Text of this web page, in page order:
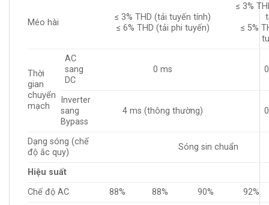
Méo hài
≤ 3% THD (tải tuyến tính)
≤ 6% THD (tải phi tuyến)
≤ 3%
≤ 5%
Thời
gian
chuyển
mạch
AC
sang
DC
0 ms
Inverter
sang
Bypass
4 ms (thông thường)
Dạng sóng (chế
độ ắc quy)
Sóng sin chuẩn
Hiệu suất
Chế độ AC
88% 88% 90%
92%